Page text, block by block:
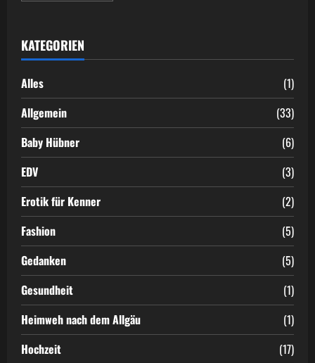
Bergdoktors
KATEGORIEN
Alles
(1)
Allgemein
(33)
Baby Hübner
(6)
EDV
(3)
Erotik für Kenner
(2)
Fashion
(5)
Gedanken
(5)
Gesundheit
(1)
Heimweh nach dem Allgäu
(1)
Hochzeit
(17)